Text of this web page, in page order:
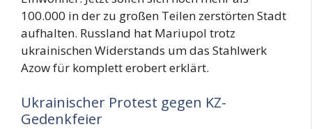
100.000 in der zu großen Teilen zerstörten Stadt
aufhalten. Russland hat Mariupol trotz
ukrainischen Widerstands um das Stahlwerk
Azow für komplett erobert erklärt.
Ukrainischer Protest gegen KZ-
Gedenkfeier